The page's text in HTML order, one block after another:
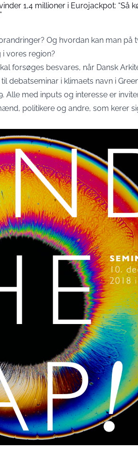
1,4 millioner i Eurojackpot: “Så
Og hvordan kan man på
vores region?
forsøges besvares, når Dansk
debatseminar i klimaets navn i
Alle med inputs og interesse er
politikere og andre, som kerer